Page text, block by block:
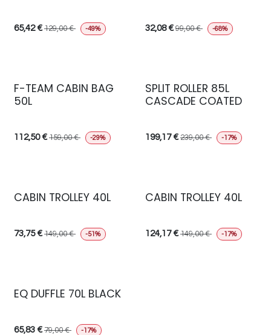
65,42€ 129,00€ -49% 32,08€ 99,00€ -68%
F-TEAM CABIN BAG
50L
112,50€ 159,00€ -29%
SPLIT ROLLER 85L
CASCADE COATED
199,17€ 239,00€ -17%
CABIN TROLLEY 40L
73,75€ 149,00€ -51%
CABIN TROLLEY 40L
124,17€ 149,00€ -17%
EQ DUFFLE 70L BLACK
65,83 € 79,00€ -17%